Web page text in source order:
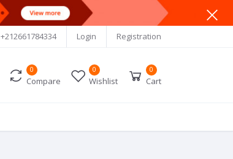
+212661784334 Login Registration
0
Compare
0
Wishlist
0
Cart